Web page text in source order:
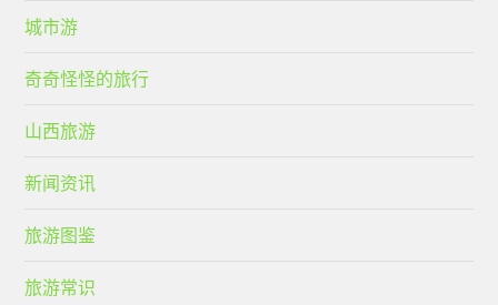
城市游
奇奇怪怪的旅行
山西旅游
新闻资讯
旅游图鉴
旅游常识